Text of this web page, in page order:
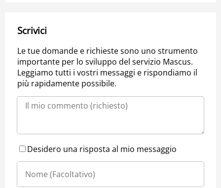
Scrivici
Le tue domande e richieste sono uno strumento
importante per lo sviluppo del servizio Mascus.
Leggiamo tutti i vostri messaggi e rispondiamo il
più rapidamente possibile.
Desidero una risposta al mio messaggio